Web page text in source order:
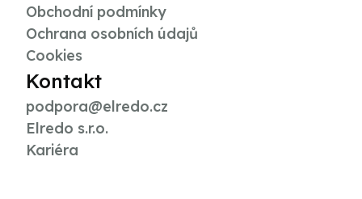
Obchodní podmínky
Ochrana osobních údajů
Cookies
Kontakt
podpora@elredo.cz
Elredo s.r.o.
Kariéra